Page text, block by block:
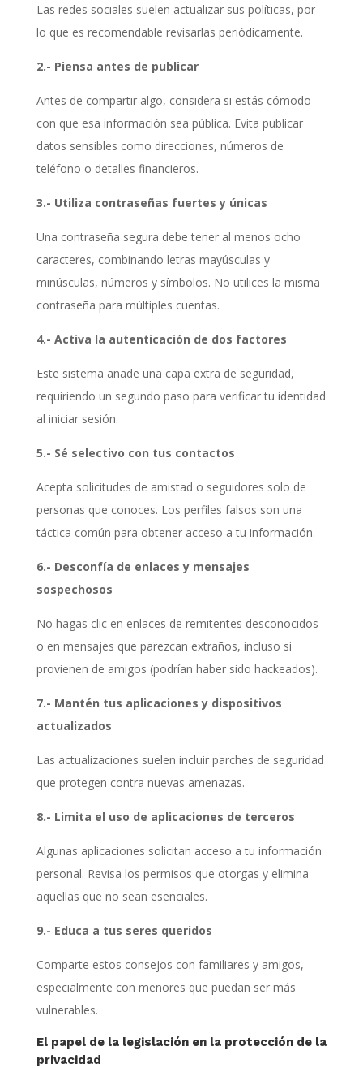
Las redes sociales suelen actualizar sus políticas, por
lo que es recomendable revisarlas periódicamente.
2.- Piensa antes de publicar
Antes de compartir algo, considera si estás cómodo
con que esa información sea pública. Evita publicar
datos sensibles como direcciones, números de
teléfono o detalles financieros.
3.- Utiliza contraseñas fuertes y únicas
Una contraseña segura debe tener al menos ocho
caracteres, combinando letras mayúsculas y
minúsculas, números y símbolos. No utilices la misma
contraseña para múltiples cuentas.
4.- Activa la autenticación de dos factores
Este sistema añade una capa extra de seguridad,
requiriendo un segundo paso para verificar tu identidad
al iniciar sesión.
5.- Sé selectivo con tus contactos
Acepta solicitudes de amistad o seguidores solo de
personas que conoces. Los perfiles falsos son una
táctica común para obtener acceso a tu información.
6.- Desconfía de enlaces y mensajes
sospechosos
No hagas clic en enlaces de remitentes desconocidos
o en mensajes que parezcan extraños, incluso si
provienen de amigos (podrían haber sido hackeados).
7.- Mantén tus aplicaciones y dispositivos
actualizados
Las actualizaciones suelen incluir parches de seguridad
que protegen contra nuevas amenazas.
8.- Limita el uso de aplicaciones de terceros
Algunas aplicaciones solicitan acceso a tu información
personal. Revisa los permisos que otorgas y elimina
aquellas que no sean esenciales.
9.- Educa a tus seres queridos
Comparte estos consejos con familiares y amigos,
especialmente con menores que puedan ser más
vulnerables.
El papel de la legislación en la protección de la
privacidad